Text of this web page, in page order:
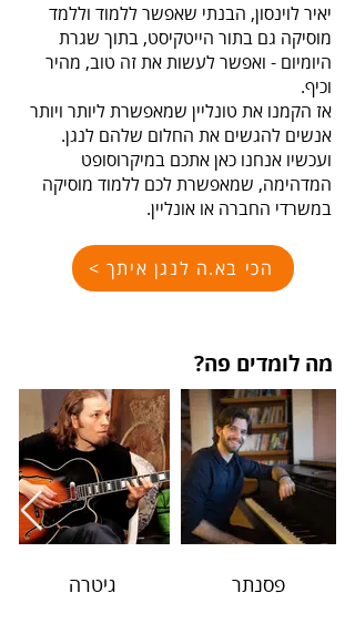
יאיר לוינסון, הבנתי שאפשר ללמוד וללמד
מוסיקה גם בתור הייטקיסט, בתוך שגרת
היומיום - ואפשר לעשות את זה טוב, מהיר
וכיף.
אז הקמנו את טונליין שמאפשרת ליותר ויותר
אנשים להגשים את החלום שלהם לנגן.
ועכשיו אנחנו כאן אתכם במיקרוסופט
המדהימה, שמאפשרת לכם ללמוד מוסיקה
במשרדי החברה או אונליין.
הכי בא.ה לנגן איתך >
מה לומדים פה?
פסנתר גיטרה